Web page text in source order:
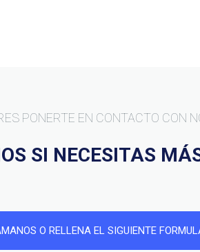
PONERTE EN CONTACTO CON
SI NECESITAS
O RELLENA EL SIGUIENTE